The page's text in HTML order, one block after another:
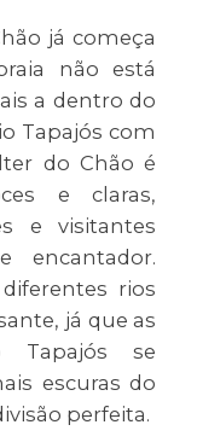
já começa
não está
a dentro do
Tapajós com
do Chão é
e claras,
e visitantes
encantador.
rios
já que as
Tapajós se
escuras do
perfeita.